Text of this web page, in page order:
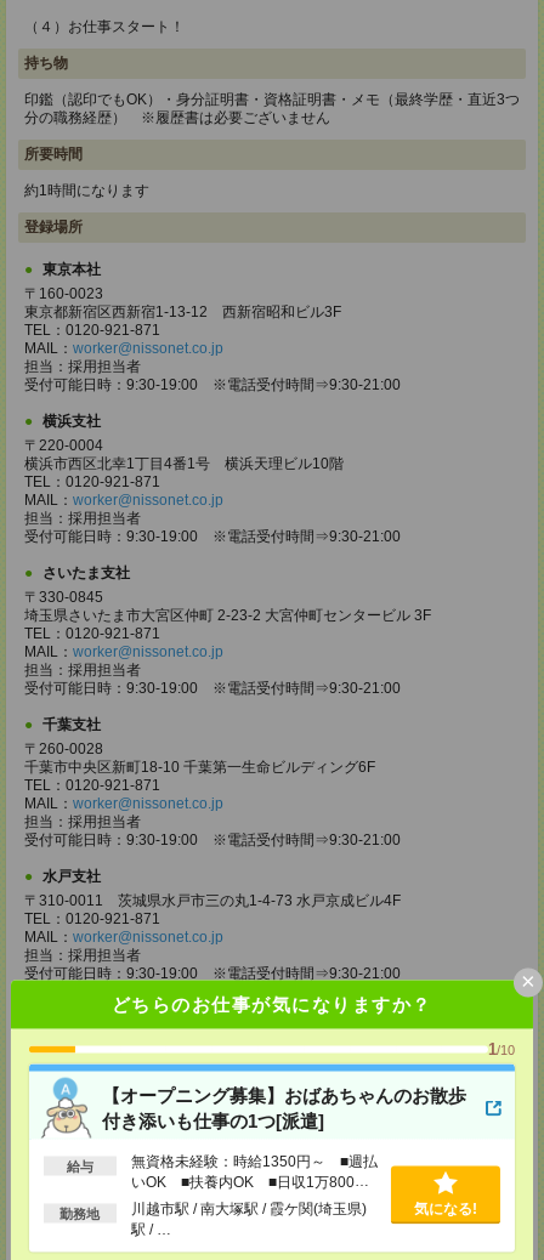
どちらのお仕事が気になりますか？
1/10
【オープニング募集】おばあちゃんのお散歩
付き添いも仕事の1つ[派遣]
給与
無資格未経験：時給1350円～ ■週払
いOK ■扶養内OK ■日収1万800円
以上
勤務地
川越市駅 / 南大塚駅 / 霞ケ関(埼玉県)
駅 / …
気になる!
×
（４）お仕事スタート！
持ち物
印鑑（認印でもOK）・身分証明書・資格証明書・メモ（最終学歴・直近3つ
分の職務経歴） ※履歴書は必要ございません
所要時間
約1時間になります
登録場所
東京本社
〒160-0023
東京都新宿区西新宿1-13-12 西新宿昭和ビル3F
TEL：0120-921-871
MAIL： worker@nissonet.co.jp
担当：採用担当者
受付可能日時：9:30-19:00 ※電話受付時間⇒9:30-21:00
横浜支社
〒220-0004
横浜市西区北幸1丁目4番1号 横浜天理ビル10階
TEL：0120-921-871
MAIL： worker@nissonet.co.jp
担当：採用担当者
受付可能日時：9:30-19:00 ※電話受付時間⇒9:30-21:00
さいたま支社
〒330-0845
埼玉県さいたま市大宮区仲町 2-23-2 大宮仲町センタービル 3F
TEL：0120-921-871
MAIL： worker@nissonet.co.jp
担当：採用担当者
受付可能日時：9:30-19:00 ※電話受付時間⇒9:30-21:00
千葉支社
〒260-0028
千葉市中央区新町18-10 千葉第一生命ビルディング6F
TEL：0120-921-871
MAIL： worker@nissonet.co.jp
担当：採用担当者
受付可能日時：9:30-19:00 ※電話受付時間⇒9:30-21:00
水戸支社
〒310-0011 茨城県水戸市三の丸1-4-73 水戸京成ビル4F
TEL：0120-921-871
MAIL： worker@nissonet.co.jp
担当：採用担当者
受付可能日時：9:30-19:00 ※電話受付時間⇒9:30-21:00
宇都宮支社
〒320-0811 栃木県宇都宮市大通り1-2-11 フコク生命ビル4F
TEL：0120-921-871
MAIL：worker@nissonet.co.jp
担当：採用担当者
受付可能日時：9:30-19:00 ※電話受付時間⇒9:30-21:00
高崎支社
埼玉県さいたま市大宮区仲町2-23-2 大宮仲町センタービル3F（さいたま
TEL：0120-921-871
MAIL：worker@nissonet.co.jp
担当：採用担当者